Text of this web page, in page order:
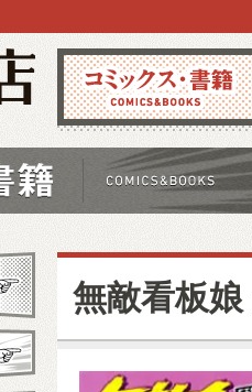
コミックス
無敵看板娘